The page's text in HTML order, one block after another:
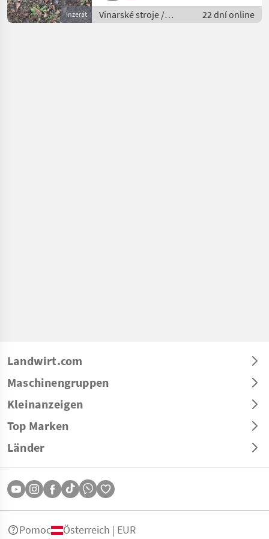
Inzerát
Vinarské stroje /
Ostatné stroje na
22 dní online
Landwirt.com
Maschinengruppen
Kleinanzeigen
Top Marken
Länder
Pomoc Österreich | EUR